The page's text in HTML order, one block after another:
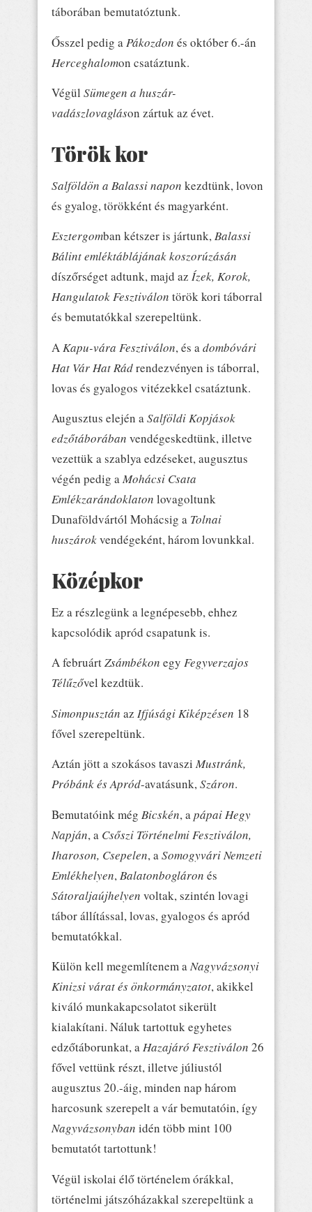
táborában bemutatóztunk.
Ősszel pedig a Pákozdon és október 6.-án
Herceghalomon csatáztunk.
Végül Sümegen a huszár-
vadászlovagláson zártuk az évet.
Török kor
Salföldön a Balassi napon kezdtünk, lovon
és gyalog, törökként és magyarként.
Esztergomban kétszer is jártunk,Balassi
Bálint emléktáblájának koszorúzásán
díszőrséget adtunk, majd az Ízek, Korok,
Hangulatok Fesztiválon török kori táborral
és bemutatókkal szerepeltünk.
A Kapu-vára Fesztiválon, és a dombóvári
Hat Vár Hat Rádrendezvényen is táborral,
lovas és gyalogos vitézekkel csatáztunk.
Augusztus elején aSalföldi Kopjások
edzőtáborában vendégeskedtünk, illetve
vezettük a szablya edzéseket, augusztus
végén pedig aMohácsi Csata
Emlékzarándoklaton lovagoltunk
Dunaföldvártól Mohácsig a Tolnai
huszárokvendégeként, három lovunkkal.
Középkor
Ez a részlegünk a legnépesebb, ehhez
kapcsolódik apród csapatunk is.
A februártZsámbékon egy Fegyverzajos
Télűzővel kezdtük.
Simonpusztán az Ifjúsági Kiképzésen 18
fővel szerepeltünk.
Aztán jött a szokásos tavaszi Mustránk,
Próbánk és Apród-avatásunk,Száron.
Bemutatóink még Bicskén, a pápai Hegy
Napján, a Csőszi Történelmi Fesztiválon,
Iharoson, Csepelen, a Somogyvári Nemzeti
Emlékhelyen, Balatonbogláron és
Sátoraljaújhelyen voltak, szintén lovagi
tábor állítással, lovas, gyalogos és apród
bemutatókkal.
Külön kell megemlítenem aNagyvázsonyi
Kinizsi várat és önkormányzatot, akikkel
kiváló munkakapcsolatot sikerült
kialakítani. Náluk tartottuk egyhetes
edzőtáborunkat, aHazajáró Fesztiválon 26
fővel vettünk részt, illetve júliustól
augusztus 20.-áig, minden nap három
harcosunk szerepelt a vár bemutatóin, így
Nagyvázsonyban idén több mint 100
bemutatót tartottunk!
Végül iskolai élő történelem órákkal,
történelmi játszóházakkal szerepeltünk a